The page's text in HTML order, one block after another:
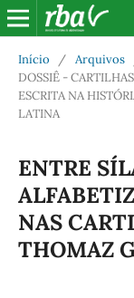
Início / Arquivos
DOSSIÊ -
ESCRITA NA
LATINA
ENTRE
NAS
THOMAZ